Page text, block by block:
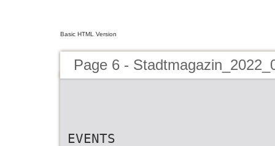
Basic HTML Version
Page 6 -
EVENTS